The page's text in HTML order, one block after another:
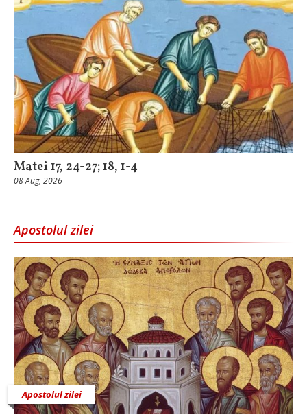
Matei 17, 24-27; 18, 1-4
08 Aug, 2026
Apostolul zilei
Apostolul zilei